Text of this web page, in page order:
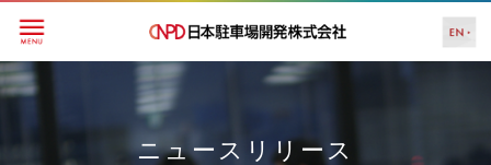
ニュースリリース